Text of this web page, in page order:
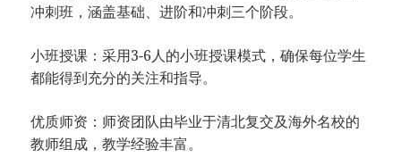
冲刺班，涵盖基础、进阶和冲刺三个阶段。
小班授课：采用3-6人的小班授课模式，确保每位学生
都能得到充分的关注和指导。
优质师资：师资团队由毕业于清北复交及海外名校的
教师组成，教学经验丰富。